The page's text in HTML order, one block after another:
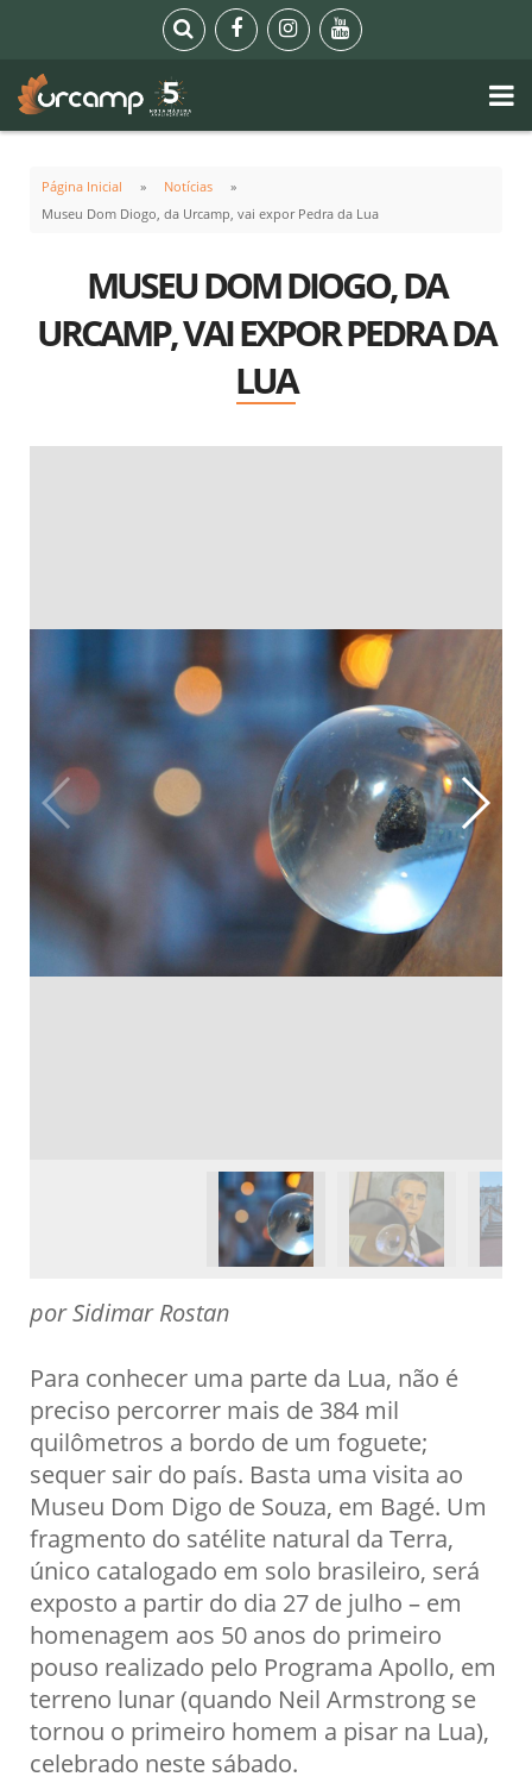
Página Inicial
Notícias
Museu Dom Diogo, da Urcamp, vai expor Pedra da Lua
MUSEU DOM DIOGO, DA
URCAMP, VAI EXPOR PEDRA DA
LUA
por Sidimar Rostan
Para conhecer uma parte da Lua, não é
preciso percorrer mais de 384 mil
quilômetros a bordo de um foguete;
sequer sair do país. Basta uma visita ao
Museu Dom Digo de Souza, em Bagé. Um
fragmento do satélite natural da Terra,
único catalogado em solo brasileiro, será
exposto a partir do dia 27 de julho – em
homenagem aos 50 anos do primeiro
pouso realizado pelo Programa Apollo, em
terreno lunar (quando Neil Armstrong se
tornou o primeiro homem a pisar na Lua),
celebrado neste sábado.